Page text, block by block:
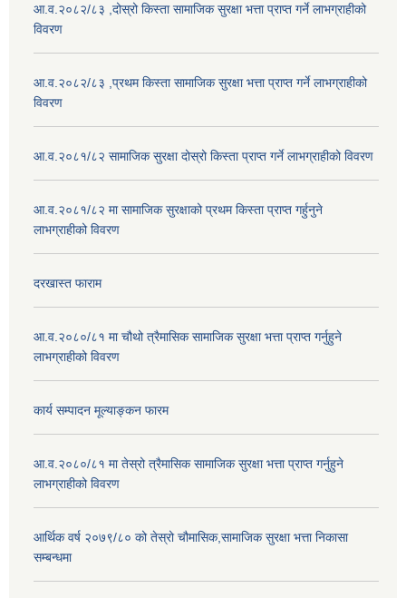
आ.व.२०८२/८३ ,दोस्रो किस्ता सामाजिक सुरक्षा भत्ता प्राप्त गर्ने लाभग्राहीको
विवरण
आ.व.२०८२/८३ ,प्रथम किस्ता सामाजिक सुरक्षा भत्ता प्राप्त गर्ने लाभग्राहीको
विवरण
आ.व.२०८१/८२ सामाजिक सुरक्षा दोस्रो किस्ता प्राप्त गर्ने लाभग्राहीको विवरण
आ.व.२०८१/८२ मा सामाजिक सुरक्षाको प्रथम किस्ता प्राप्त गर्हुनुने
लाभग्राहीको विवरण
दरखास्त फाराम
आ.व.२०८०/८१ मा चौथो त्रैमासिक सामाजिक सुरक्षा भत्ता प्राप्त गर्नुहुने
लाभग्राहीको विवरण
कार्य सम्पादन मूल्याङ्कन फारम
आ.व.२०८०/८१ मा तेस्रो त्रैमासिक सामाजिक सुरक्षा भत्ता प्राप्त गर्नुहुने
लाभग्राहीको विवरण
आर्थिक वर्ष २०७९/८० को तेस्रो चौमासिक,सामाजिक सुरक्षा भत्ता निकासा
सम्बन्धमा